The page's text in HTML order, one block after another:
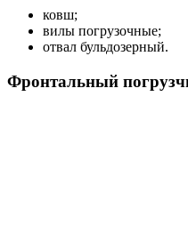
ковш;
вилы погрузочные;
отвал бульдозерный.
Фронтальный